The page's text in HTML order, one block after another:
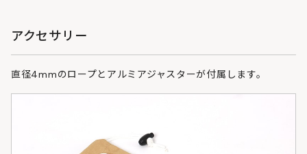
アクセサリー
直径4mmのロープとアルミアジャスターが付属します。